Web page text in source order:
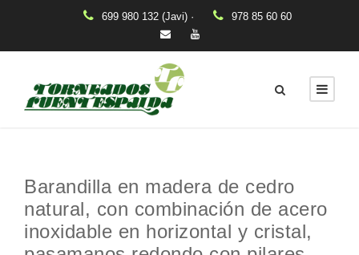
699 980 132 (Javi) · 978 85 60 60
Barandilla en madera de cedro
natural, con combinación de acero
inoxidable en horizontal y cristal,